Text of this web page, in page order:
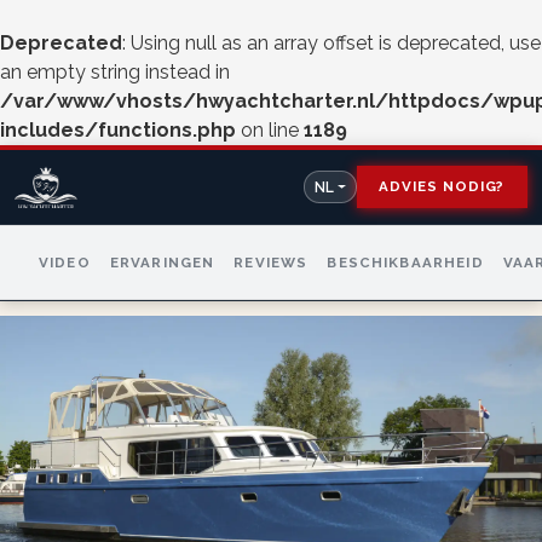
Deprecated: Using null as an array offset is deprecated, use
an empty string instead in
/var/www/vhosts/hwyachtcharter.nl/httpdocs/
includes/functions.php on line 1189
NL ADVIES NODIG?
VIDEO ERVARINGEN REVIEWS BESCHIKBAARHEID